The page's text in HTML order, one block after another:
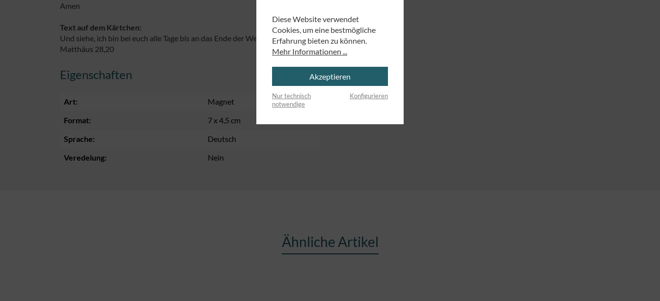
Amen
Text auf dem Kärtchen:
Und siehe, ich bin bei euch alle Tage bis an das Ende der Weltzeit! Amen.
Matthäus 28,20
Eigenschaften
Art:
Magnet
Format:
7 x 4,5 cm
Sprache:
Deutsch
Veredelung:
Nein
Ähnliche Artikel
Diese Website verwendet
Cookies, um eine bestmögliche
Erfahrung bieten zu können.
Mehr Informationen ...
Akzeptieren
Nur technisch
notwendige
Konfigurieren